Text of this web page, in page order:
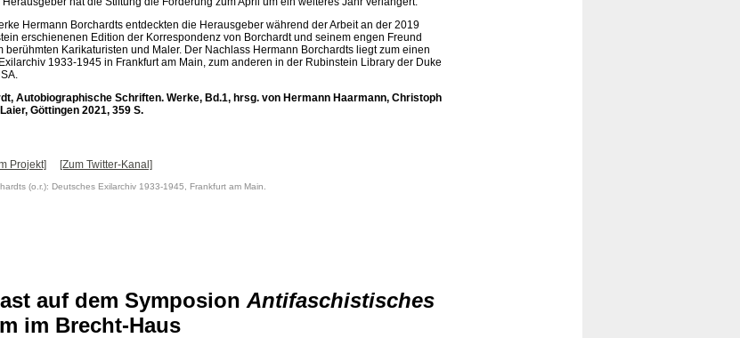
Hermann Borchardts entdeckten die Herausgeber während der Arbeit an der 2019
erschienenen Edition der Korrespondenz von Borchardt und seinem engen Freund
berühmten Karikaturisten und Maler. Der Nachlass Hermann Borchardts liegt zum einen
1933-1945 in Frankfurt am Main, zum anderen in der Rubinstein Library der Duke
Autobiographische Schriften. Werke, Bd.1, hrsg. von Hermann Haarmann, Christoph
Göttingen 2021, 359 S.
Projekt] [Zum Twitter-Kanal]
(o.r.): Deutsches Exilarchiv 1933-1945, Frankfurt am Main.
auf dem Symposion Antifaschistisches
im Brecht-Haus